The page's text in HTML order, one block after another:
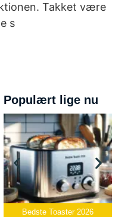
Takket være
s
Populært lige nu
Bedste Toaster 2026